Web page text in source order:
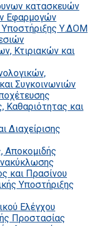
κατασκευών
Εφαρμογών
Υποστήριξης Υ.ΔΟΜ
Κτιριακών και
Συγκοινωνιών
Καθαριότητας και
Διαχείρισης
Αποκομιδής
και Πρασίνου
Υποστήριξης
Ελέγχου
Προστασίας